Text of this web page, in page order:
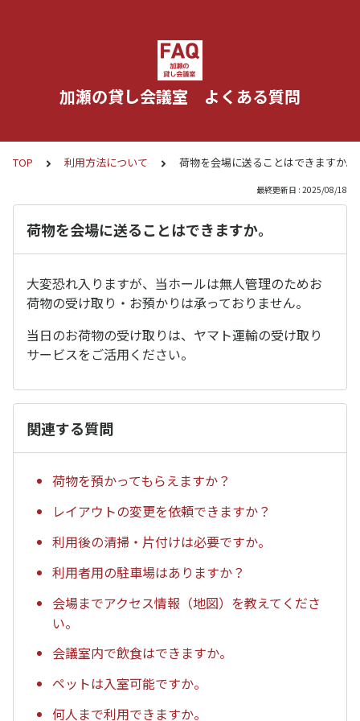
加瀬の貸し会議室 よくある質問
TOP 利用方法について 荷物を会場に送ることはできますか。
最終更新日 : 2025/08/18
荷物を会場に送ることはできますか。
大変恐れ入りますが、当ホールは無人管理のためお
荷物の受け取り・お預かりは承っておりません。
当日のお荷物の受け取りは、ヤマト運輸の受け取り
サービスをご活用ください。
関連する質問
荷物を預かってもらえますか？
レイアウトの変更を依頼できますか？
利用後の清掃・片付けは必要ですか。
利用者用の駐車場はありますか？
会場までアクセス情報（地図）を教えてくださ
い。
会議室内で飲食はできますか。
ペットは入室可能ですか。
何人まで利用できますか。